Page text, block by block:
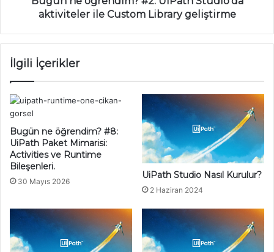
geliştirmeaktiviteler ile Custom Library geliştirme
İlgili İçerikler
Bugün ne öğrendim? #8:
UiPath Paket Mimarisi:
Activities ve Runtime
Bileşenleri.
30 Mayıs 2026
UiPath Studio Nasıl Kurulur?
2 Haziran 2024